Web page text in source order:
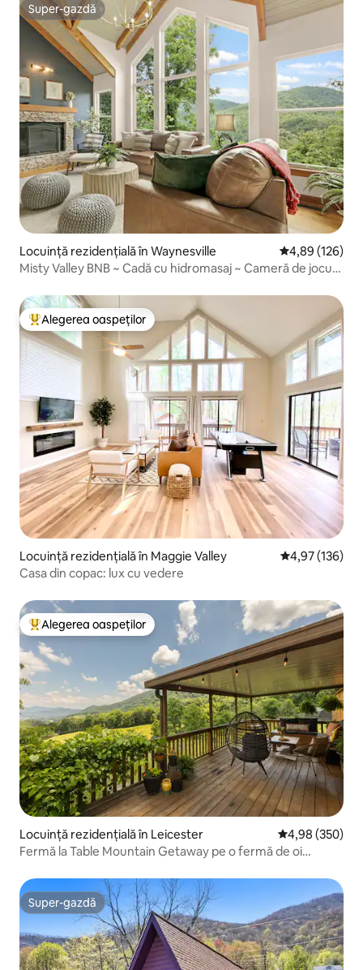
Super-gazdă
Super-gazdă
Locuință rezidențială în Waynesville Scor mediu de
4,89 (126)
Misty Valley BNB ~ Cadă cu hidromasaj ~ Cameră de jocuri
Locuință din topul categoriei Alegerea oaspeților
Alegerea oaspeților
Locuință rezidențială în Maggie Valley Scor mediu de
4,97 (136)
Casa din copac: lux cu vedere
Locuință din topul categoriei Alegerea oaspeților
Alegerea oaspeților
Locuință rezidențială în Leicester Scor mediu de
4,98 (350)
Fermă la Table Mountain Getaway pe o fermă de oi
Super-gazdă
Super-gazdă